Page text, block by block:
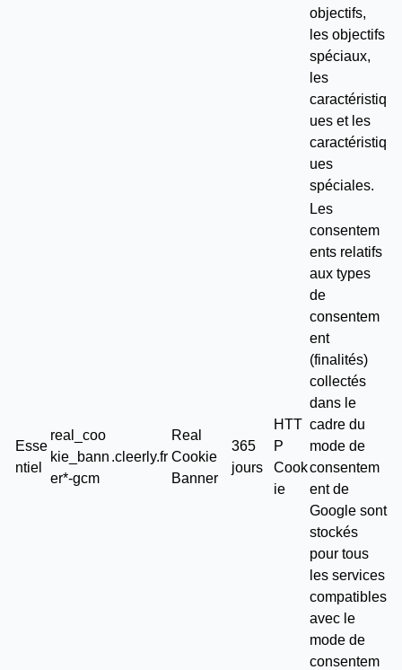
objectifs,
les objectifs
spéciaux,
les
caractéristiq
ues et les
caractéristiq
ues
spéciales.
Esse
ntiel
real_coo
kie_bann
er*-gcm
.cleerly.fr
Real
Cookie
Banner
365
jours
HTT
P
Cook
ie
Les
consentem
ents relatifs
aux types
de
consentem
ent
(finalités)
collectés
dans le
cadre du
mode de
consentem
ent de
Google sont
stockés
pour tous
les services
compatibles
avec le
mode de
consentem